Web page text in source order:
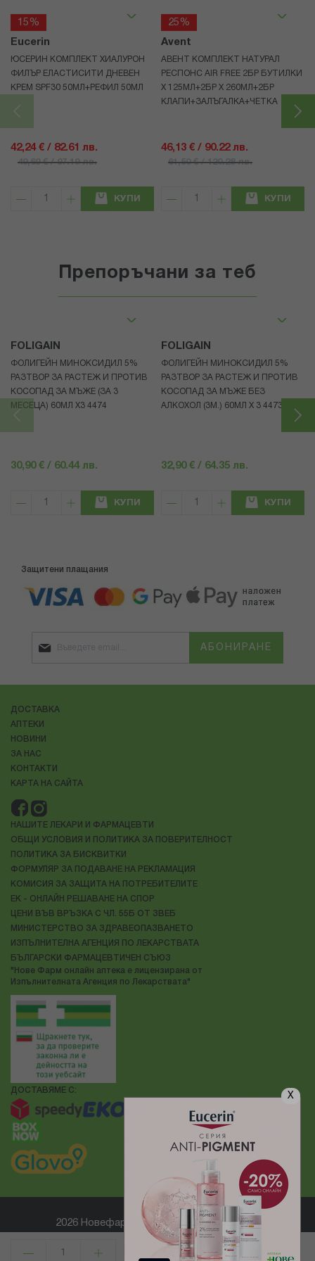
X
КУПИ
15%
Eucerin
ЮСЕРИН КОМПЛЕКТ ХИАЛУРОН
ФИЛЪР ЕЛАСТИСИТИ ДНЕВЕН
КРЕМ SPF30 50МЛ+РЕФИЛ 50МЛ
42,24 € / 82.61 лв.
49,69 € / 97.19 лв.
КУПИ
25%
Avent
АВЕНТ КОМПЛЕКТ НАТУРАЛ
РЕСПОНС AIR FREE 2БР БУТИЛКИ
Х 125МЛ+2БР Х 260МЛ+2БР
КЛАПИ+ЗАЛЪГАЛКА+ЧЕТКА
46,13 € / 90.22 лв.
61,50 € / 120.28 лв.
КУПИ
Препоръчани за теб
FOLIGAIN
ФОЛИГЕЙН МИНОКСИДИЛ 5%
РАЗТВОР ЗА РАСТЕЖ И ПРОТИВ
КОСОПАД ЗА МЪЖЕ (ЗА 3
МЕСЕЦА) 60МЛ X3 4474
30,90 € / 60.44 лв.
КУПИ
FOLIGAIN
ФОЛИГЕЙН МИНОКСИДИЛ 5%
РАЗТВОР ЗА РАСТЕЖ И ПРОТИВ
КОСОПАД ЗА МЪЖЕ БЕЗ
АЛКОХОЛ (3М.) 60МЛ X 3 4473
32,90 € / 64.35 лв.
КУПИ
Защитени плащания
АБОНИРАНЕ
ДОСТАВКА
АПТЕКИ
НОВИНИ
ЗА НАС
КОНТАКТИ
КАРТА НА САЙТА
НАШИТЕ ЛЕКАРИ И ФАРМАЦЕВТИ
ОБЩИ УСЛОВИЯ И ПОЛИТИКА ЗА ПОВЕРИТЕЛНОСТ
ПОЛИТИКА ЗА БИСКВИТКИ
ФОРМУЛЯР ЗА ПОДАВАНЕ НА РЕКЛАМАЦИЯ
КОМИСИЯ ЗА ЗАЩИТА НА ПОТРЕБИТЕЛИТЕ
ЕК - ОНЛАЙН РЕШАВАНЕ НА СПОР
ЦЕНИ ВЪВ ВРЪЗКА С ЧЛ. 55Б ОТ ЗВЕБ
МИНИСТЕРСТВО ЗА ЗДРАВЕОПАЗВАНЕТО
ИЗПЪЛНИТЕЛНА АГЕНЦИЯ ПО ЛЕКАРСТВАТА
БЪЛГАРСКИ ФАРМАЦЕВТИЧЕН СЪЮЗ
"Нове Фарм онлайн аптека е лицензирана от
Изпълнителната Агенция по Лекарствата"
ДОСТАВЯМЕ С:
2026 Новефарм ® Всички права запазени
Електронен магазин